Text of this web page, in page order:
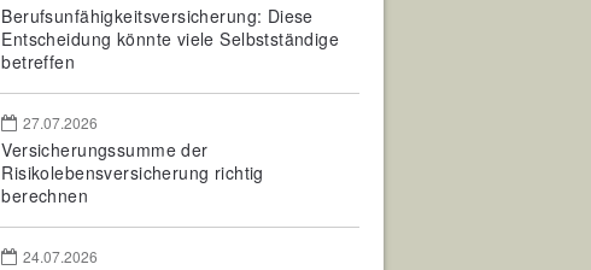
Berufsunfähigkeitsversicherung: Diese
Entscheidung könnte viele Selbstständige
betreffen
27.07.2026
Versicherungssumme der
Risikolebensversicherung richtig
berechnen
24.07.2026